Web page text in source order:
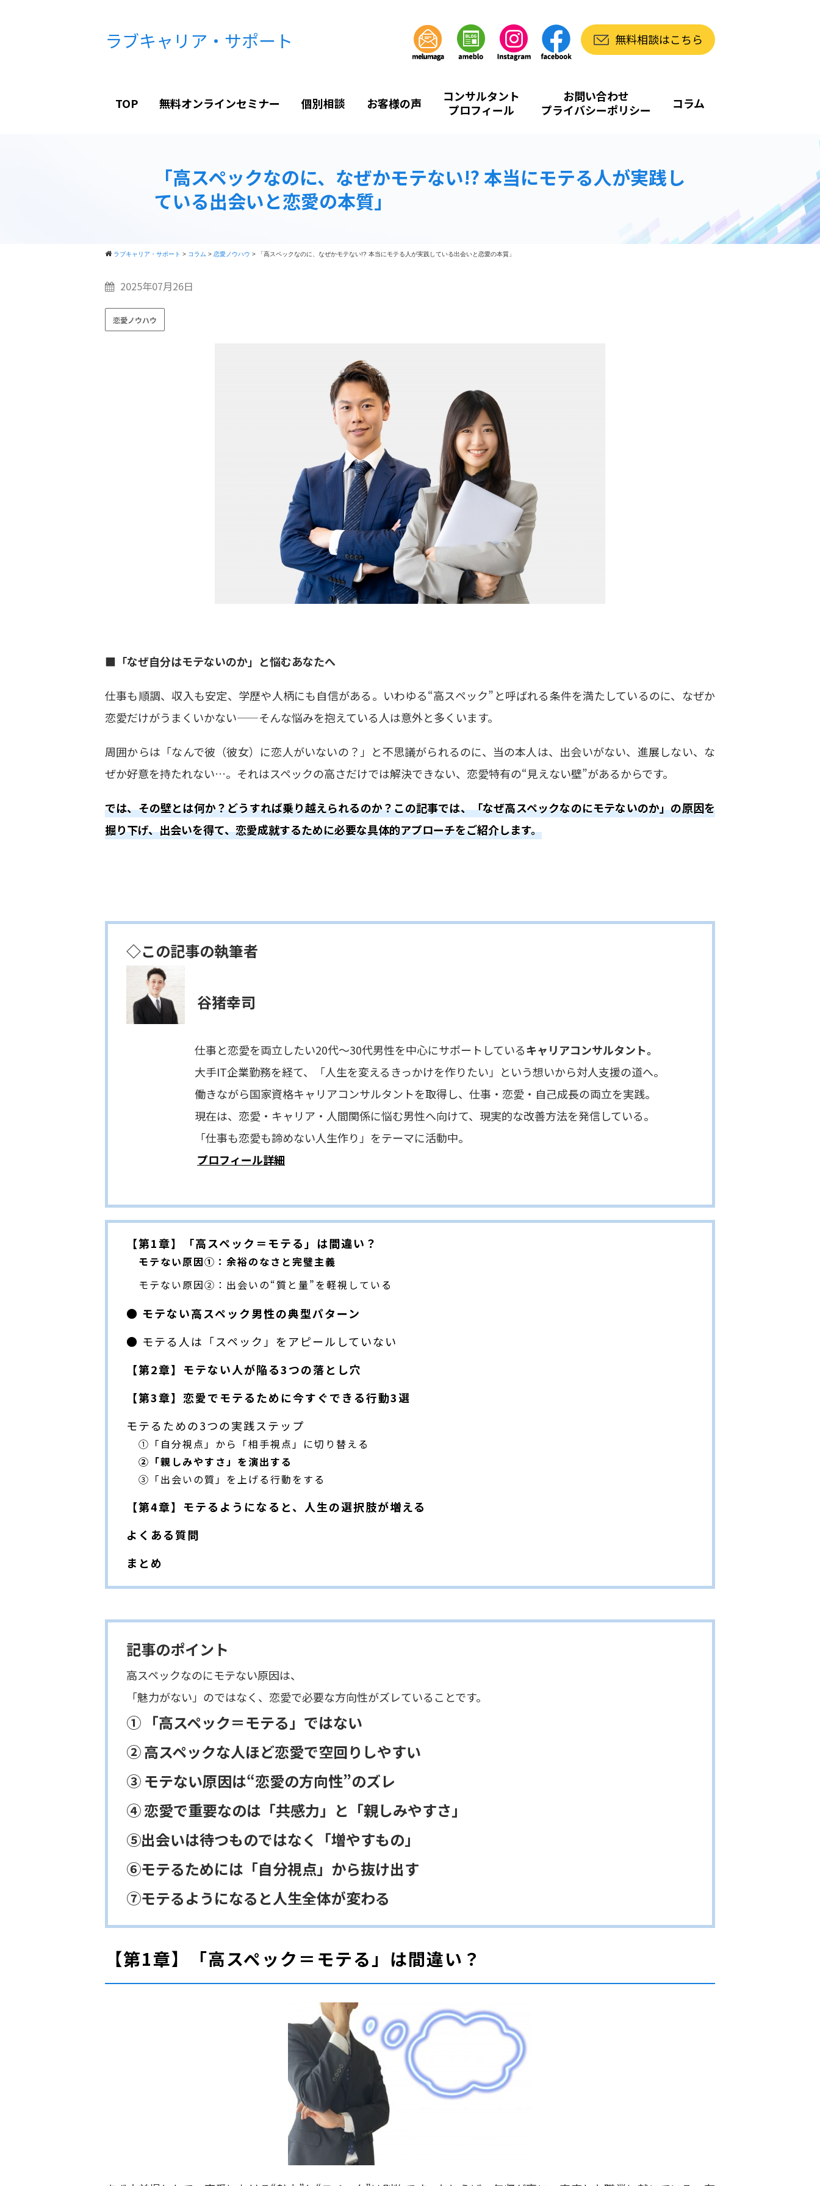
ラブキャリア・サポート 無料相談はこちら
TOP 無料オンラインセミナー 個別相談 お客様の声
コンサルタント
プロフィール
お問い合わせ
プライバシーポリシー
コラム
「高スペックなのに、なぜかモテない!? 本当にモテる人が実践し
ている出会いと恋愛の本質」
ラブキャリア・サポート > コラム > 恋愛ノウハウ > 「高スペックなのに、なぜかモテない!? 本当にモテる人が実践している出会いと恋愛の本質」
2025年07月26日
恋愛ノウハウ
■ 「なぜ自分はモテないのか」と悩むあなたへ
仕事も順調、収入も安定、学歴や人柄にも自信がある。いわゆる“高スペック”と呼ばれる条件を満たしているのに、なぜか
恋愛だけがうまくいかない——そんな悩みを抱えている人は意外と多くいます。
周囲からは「なんで彼（彼女）に恋人がいないの？」と不思議がられるのに、当の本人は、出会いがない、進展しない、な
ぜか好意を持たれない…。それはスペックの高さだけでは解決できない、恋愛特有の“見えない壁”があるからです。
では、その壁とは何か？どうすれば乗り越えられるのか？この記事では、「なぜ高スペックなのにモテないのか」の原因を
掘り下げ、出会いを得て、恋愛成就するために必要な具体的アプローチをご紹介します。
◇この記事の執筆者
谷猪幸司
仕事と恋愛を両立したい20代〜30代男性を中心にサポートしているキャリアコンサルタント。
大手IT企業勤務を経て、「人生を変えるきっかけを作りたい」という想いから対人支援の道へ。
働きながら国家資格キャリアコンサルタントを取得し、仕事・恋愛・自己成長の両立を実践。
現在は、恋愛・キャリア・人間関係に悩む男性へ向けて、現実的な改善方法を発信している。
「仕事も恋愛も諦めない人生作り」をテーマに活動中。
プロフィール詳細
【第1章】「高スペック＝モテる」は間違い？
モテない原因①：余裕のなさと完璧主義
モテない原因②：出会いの“質と量”を軽視している
● モテない高スペック男性の典型パターン
● モテる人は「スペック」をアピールしていない
【第2章】モテない人が陥る3つの落とし穴
【第3章】恋愛でモテるために今すぐできる行動3選
モテるための3つの実践ステップ
①「自分視点」から「相手視点」に切り替える
②「親しみやすさ」を演出する
③「出会いの質」を上げる行動をする
【第4章】モテるようになると、人生の選択肢が増える
よくある質問
まとめ
記事のポイント
高スペックなのにモテない原因は、
「魅力がない」のではなく、恋愛で必要な方向性がズレていることです。
① 「高スペック＝モテる」ではない
② 高スペックな人ほど恋愛で空回りしやすい
③ モテない原因は“恋愛の方向性”のズレ
④ 恋愛で重要なのは「共感力」と「親しみやすさ」
⑤出会いは待つものではなく「増やすもの」
⑥モテるためには「自分視点」から抜け出す
⑦モテるようになると人生全体が変わる
【第1章】「高スペック＝モテる」は間違い？